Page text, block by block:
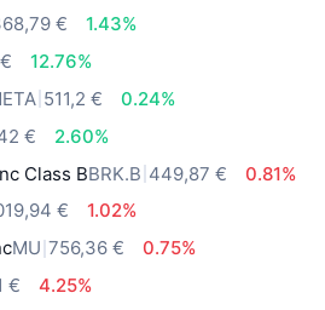
€
1.43%
12.76%
511,2 €
0.24%
€
2.60%
Class BBRK.B 449,87 €
0.81%
€
1.02%
MU 756,36 €
0.75%
€
4.25%